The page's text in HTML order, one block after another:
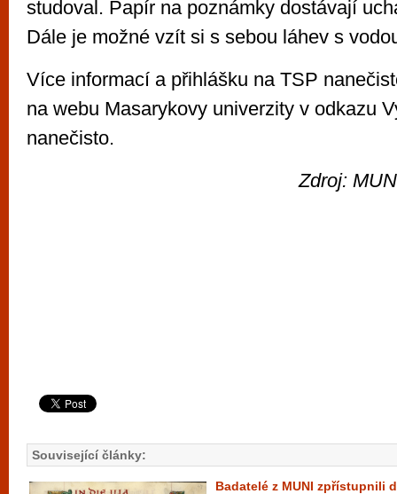
studoval. Papír na poznámky dostávají
Dále je možné vzít si s sebou láhev s
Více informací a přihlášku na TSP
na webu Masarykovy univerzity v odkazu
nanečisto.
Zdroj:
Související články:
Badatelé z MUNI zpřístupnili